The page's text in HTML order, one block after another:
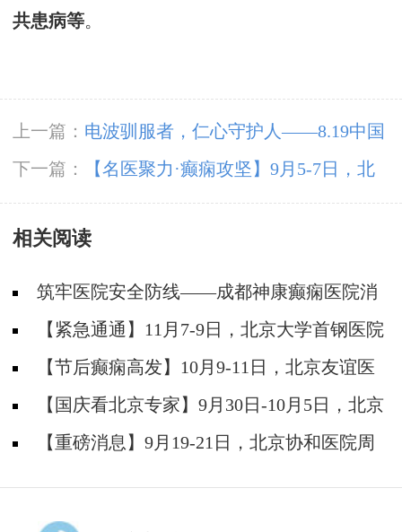
共患病等。
上一篇： 电波驯服者，仁心守护人——8.19中国
医师节致敬神康抗癫团队
下一篇：
【名医聚力·癫痫攻坚】9月5-7日，北
京朝阳医院神经内科周立春博士成都公益会诊，
名额有限，速约
相关阅读
筑牢医院安全防线——成都神康癫痫医院消
防安全培训纪实
【紧急通通】11月7-9日，北京大学首钢医院
神经内科胡颖教授亲临成都会诊，破解癫痫疑难
【节后癫痫高发】10月9-11日，北京友谊医
院陈葵博士免费会诊+治疗援助，破解癫痫难
题！
【国庆看北京专家】9月30日-10月5日，北京
天坛&首钢医院两大专家蓉城亲诊+癫痫大额救
【重磅消息】9月19-21日，北京协和医院周